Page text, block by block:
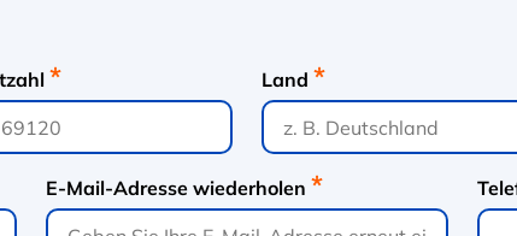
Land
E-Mail-Adresse wiederholen